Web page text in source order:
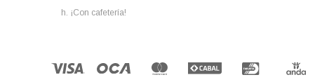
h. ¡Con cafetería!